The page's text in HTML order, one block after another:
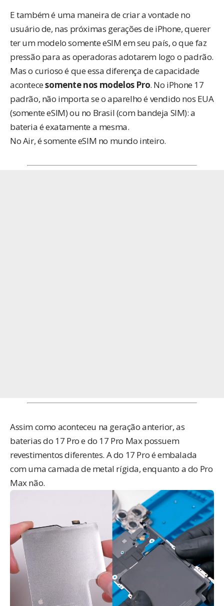
E também é uma maneira de criar a vontade no
usuário de, nas próximas gerações de iPhone, querer
ter um modelo somente eSIM em seu país, o que faz
pressão para as operadoras adotarem logo o padrão.
Mas o curioso é que essa diferença de capacidade
acontecesomente nos modelos Pro. No iPhone 17
padrão, não importa se o aparelho é vendido nos EUA
(somente eSIM) ou no Brasil (com bandeja SIM): a
bateria é exatamente a mesma.
No Air, é somente eSIM no mundo inteiro.
Assim como aconteceu na geração anterior, as
baterias do 17 Pro e do 17 Pro Max possuem
revestimentos diferentes. A do 17 Pro é embalada
com uma camada de metal rígida, enquanto a do Pro
Max não.